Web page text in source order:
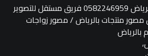
مصور فوتوغرافي بالرياض 0582246959 فريق مستقل للتصوير
مصور منتجات بالرياض / مصور زواجات
بالرياض